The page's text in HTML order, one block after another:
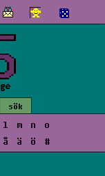
l m n
o
å ä ö #